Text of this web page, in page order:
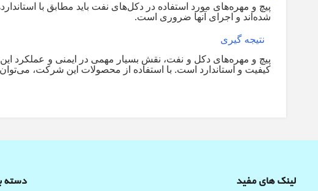
پیچ و مهره‌های مورد استفاده در دکل‌های نفت باید مطابق با
شده‌اند و اجرای آنها ضروری است.
نتیجه گیری
پیچ و مهره‌های دکل و نفت، نقش بسیار مهمی در ایمنی و عملکرد این
کیفیت و استاندارد است. با استفاده از محصولات این شرکت،
لینک های مفید دسته